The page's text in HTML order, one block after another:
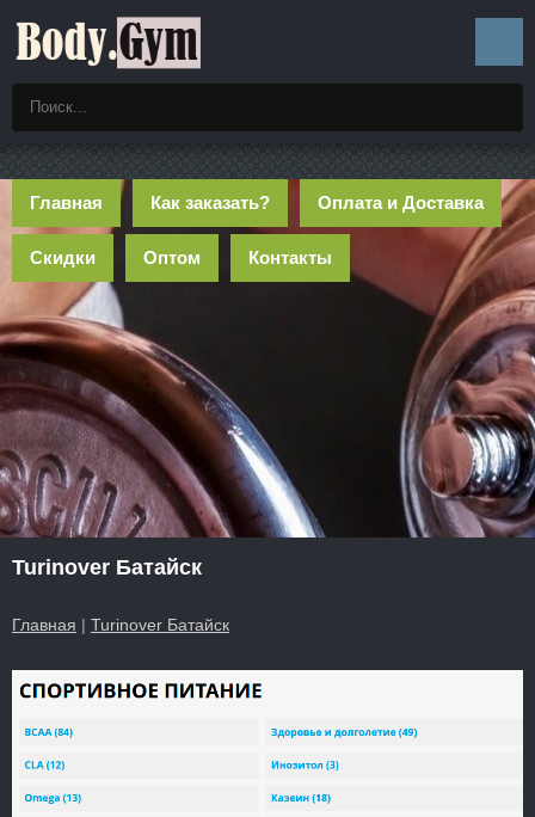
Главная Как заказать? Оплата и Доставка
Скидки Оптом Контакты
Turinover Батайск
Главная | Turinover Батайск